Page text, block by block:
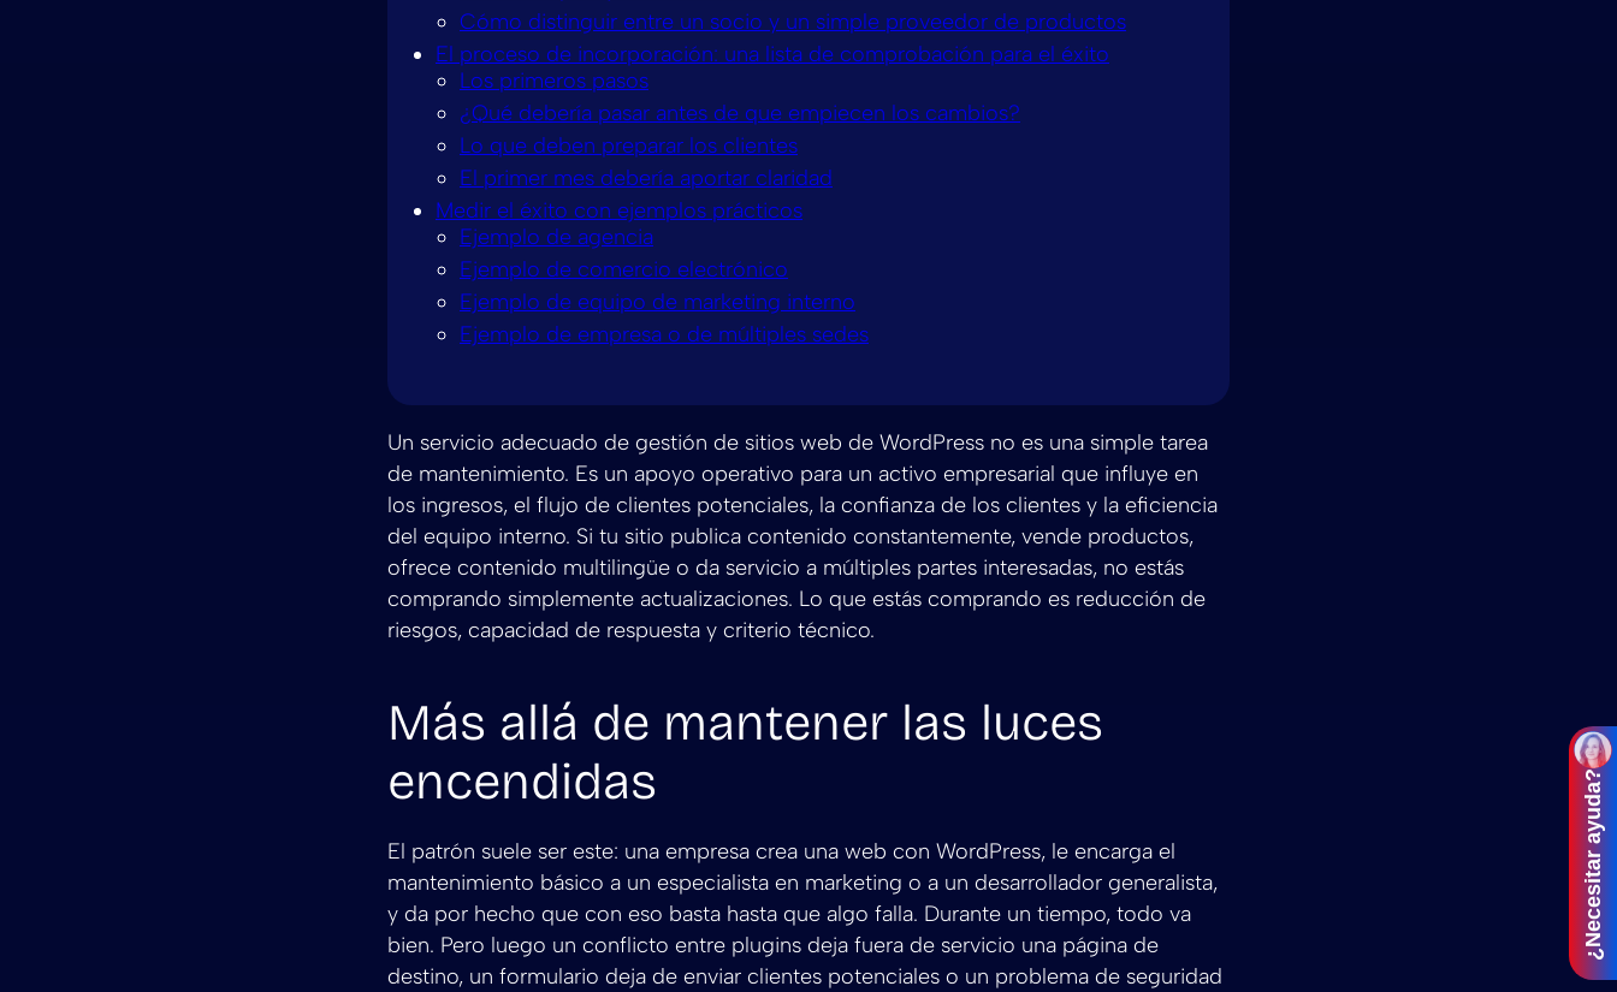
Cómo distinguir entre un socio y un simple proveedor de productos
El proceso de incorporación: una lista de comprobación para el éxito
Los primeros pasos
¿Qué debería pasar antes de que empiecen los cambios?
Lo que deben preparar los clientes
El primer mes debería aportar claridad
Medir el éxito con ejemplos prácticos
Ejemplo de agencia
Ejemplo de comercio electrónico
Ejemplo de equipo de marketing interno
Ejemplo de empresa o de múltiples sedes
Un servicio adecuado de gestión de sitios web de WordPress no es una simple tarea
de mantenimiento. Es un apoyo operativo para un activo empresarial que influye en
los ingresos, el flujo de clientes potenciales, la confianza de los clientes y la eficiencia
del equipo interno. Si tu sitio publica contenido constantemente, vende productos,
ofrece contenido multilingüe o da servicio a múltiples partes interesadas, no estás
comprando simplemente actualizaciones. Lo que estás comprando es reducción de
riesgos, capacidad de respuesta y criterio técnico.
Más allá de mantener las luces
encendidas
El patrón suele ser este: una empresa crea una web con WordPress, le encarga el
mantenimiento básico a un especialista en marketing o a un desarrollador generalista,
y da por hecho que con eso basta hasta que algo falla. Durante un tiempo, todo va
bien. Pero luego un conflicto entre plugins deja fuera de servicio una página de
destino, un formulario deja de enviar clientes potenciales o un problema de seguridad
¿Necesitar ayuda?